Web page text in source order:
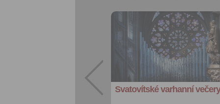
Svatovítské varhanní večery
Přidat do
oblíbených
Sdílet:
Facebook
export do
kalendáře
Více výhod pro